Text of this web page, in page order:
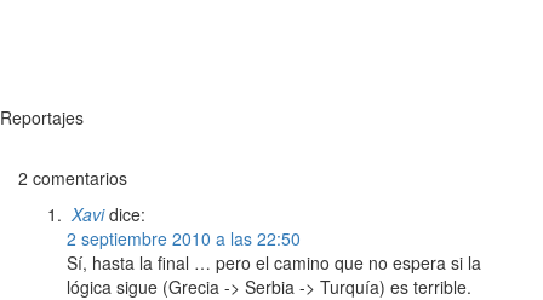
Reportajes
2 comentarios
Xavi dice:
2 septiembre 2010 a las 22:50
Sí, hasta la final … pero el camino que no espera si la
lógica sigue (Grecia -> Serbia -> Turquía) es terrible.